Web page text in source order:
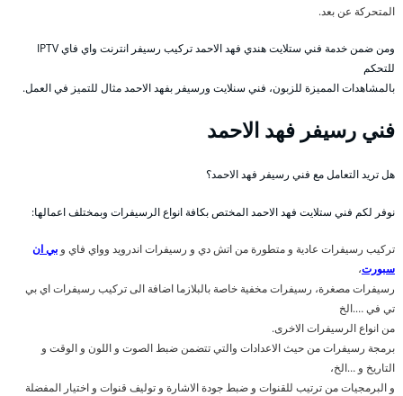
المتحركة عن بعد.
ومن ضمن خدمة فني ستلايت هندي فهد الاحمد تركيب رسيفر انترنت واي فاي IPTV
للتحكم
بالمشاهدات المميزة للزبون، فني سنلايت ورسيفر بفهد الاحمد مثال للتميز في العمل.
فني رسيفر فهد الاحمد
هل تريد التعامل مع فني رسيفر فهد الاحمد؟
نوفر لكم فني ستلايت فهد الاحمد المختص بكافة انواع الرسيفرات وبمختلف اعمالها:
تركيب رسيفرات عادية و متطورة من اتش دي و رسيفرات اندرويد وواي فاي و بي ان
سبورت،
رسيفرات مصغرة، رسيفرات مخفية خاصة بالبلازما اضافة الى تركيب رسيفرات اي بي
تي في ….الخ
من انواع الرسيفرات الاخرى.
برمجة رسيفرات من حيث الاعدادات والتي تتضمن ضبط الصوت و اللون و الوقت و
التاريخ و …الخ،
و البرمجيات من ترتيب للقنوات و ضبط جودة الاشارة و توليف قنوات و اختيار المفضلة